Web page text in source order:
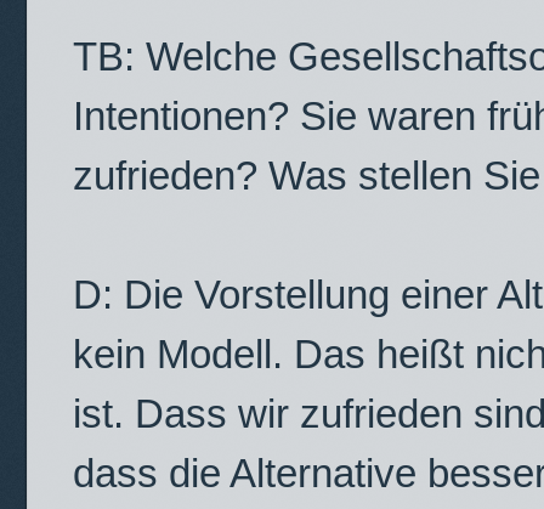
TB: Welche
Intentionen? Sie waren
zufrieden? Was stellen
D: Die Vorstellung einer
kein Modell. Das heißt
ist. Dass wir zufrieden
dass die Alternative